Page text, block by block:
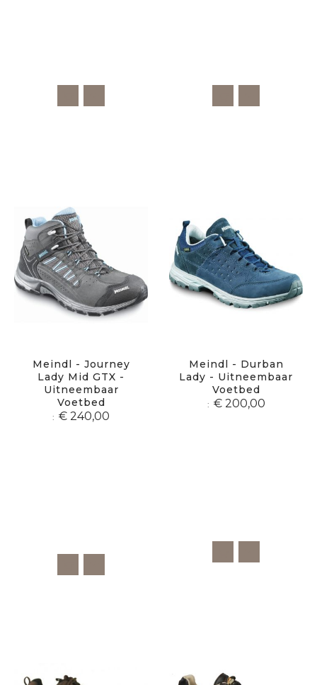
Meindl - Journey
Lady Mid GTX -
Uitneembaar
Voetbed
€ 240,00
Meindl - Durban
Lady - Uitneembaar
Voetbed
€ 200,00